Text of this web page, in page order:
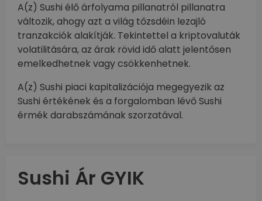
A(z) Sushi élő árfolyama pillanatról pillanatra
változik, ahogy azt a világ tőzsdéin lezajló
tranzakciók alakítják. Tekintettel a kriptovaluták
volatilitására, az árak rövid idő alatt jelentősen
emelkedhetnek vagy csökkenhetnek.
A(z) Sushi piaci kapitalizációja megegyezik az
Sushi értékének és a forgalomban lévő Sushi
érmék darabszámának szorzatával.
Sushi Ár GYIK